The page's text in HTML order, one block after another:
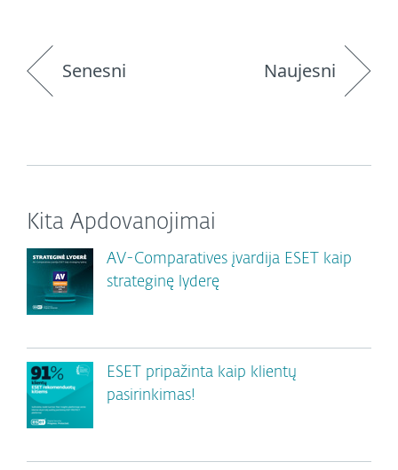
Senesni Naujesni
Kita Apdovanojimai
AV-Comparatives įvardija ESET kaip
strateginę lyderę
ESET pripažinta kaip klientų
pasirinkimas!